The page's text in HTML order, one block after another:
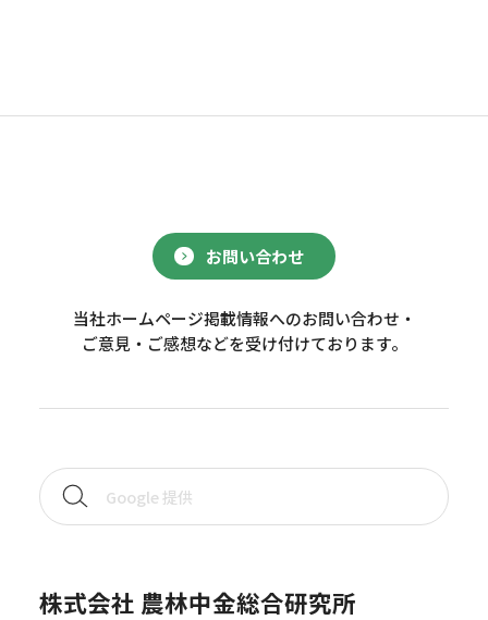
お問い合わせ
当社ホームページ掲載情報へのお問い合わせ・
ご意見・ご感想などを受け付けております。
株式会社 農林中金総合研究所